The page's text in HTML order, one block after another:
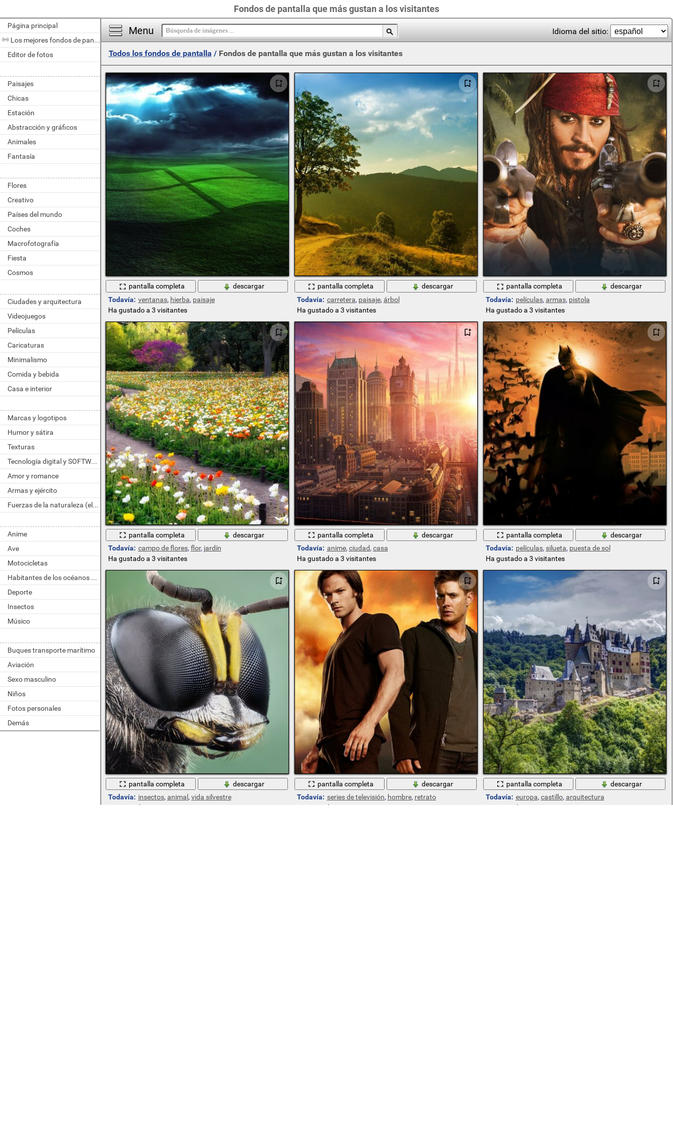
Fondos de pantalla que más gustan a los visitantes
Página principal
Los mejores fondos de pantalla del día
Editor de fotos
Paisajes
Chicas
Estación
Abstracción y gráficos
Animales
Fantasía
Flores
Creativo
Países del mundo
Coches
Macrofotografía
Fiesta
Cosmos
Ciudades y arquitectura
Videojuegos
Películas
Caricaturas
Minimalismo
Comida y bebida
Casa e interior
Marcas y logotipos
Humor y sátira
Texturas
Tecnología digital y SOFTWARE
Amor y romance
Armas y ejército
Fuerzas de la naturaleza (elemento)
Anime
Ave
Motocicletas
Habitantes de los océanos y ríos
Deporte
Insectos
Músico
Buques transporte marítimo
Aviación
Sexo masculino
Niños
Fotos personales
Demás
Menu Idioma del sitio:
Todos los fondos de pantalla / Fondos de pantalla que más gustan a los visitantes
pantalla completa
descargar
Todavía: ventanas, hierba, paisaje
Ha gustado a 3 visitantes
pantalla completa
descargar
Todavía: carretera, paisaje, árbol
Ha gustado a 3 visitantes
pantalla completa
descargar
Todavía: películas, armas, pistola
Ha gustado a 3 visitantes
pantalla completa
descargar
Todavía: campo de flores, flor, jardín
Ha gustado a 3 visitantes
pantalla completa
descargar
Todavía: anime, ciudad, casa
Ha gustado a 3 visitantes
pantalla completa
descargar
Todavía: películas, silueta, puesta de sol
Ha gustado a 3 visitantes
pantalla completa
descargar
Todavía: insectos, animal , vida silvestre
Ha gustado a 3 visitantes
pantalla completa
descargar
Todavía: series de televisión, hombre, retrato
Ha gustado a 3 visitantes
pantalla completa
descargar
Todavía: europa, castillo, arquitectura
Ha gustado a 3 visitantes